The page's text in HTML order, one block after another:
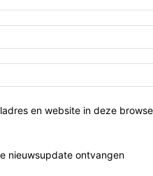
en website in deze
nieuwsupdate ontvangen